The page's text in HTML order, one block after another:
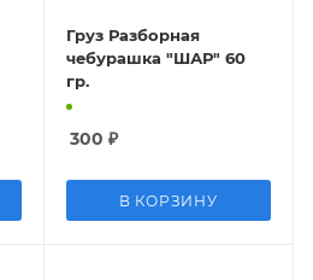
Груз Разборная
чебурашка "ШАР" 60
гр.
300 ₽
В КОРЗИНУ